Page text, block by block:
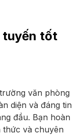
tuyến tốt
văn phòng
diện và đáng tin
đầu. Bạn hoàn
thức và chuyên